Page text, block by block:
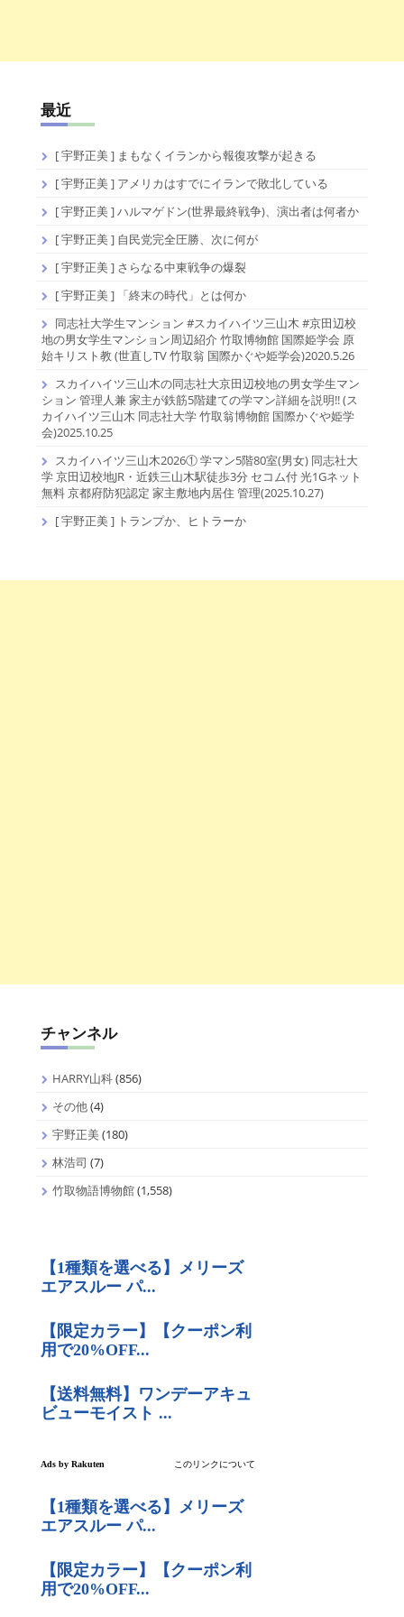
最近
[ 宇野正美 ] まもなくイランから報復攻撃が起きる
[ 宇野正美 ] アメリカはすでにイランで敗北している
[ 宇野正美 ] ハルマゲドン(世界最終戦争)、演出者は何者か
[ 宇野正美 ] 自民党完全圧勝、次に何が
[ 宇野正美 ] さらなる中東戦争の爆裂
[ 宇野正美 ] 「終末の時代」とは何か
同志社大学生マンション #スカイハイツ三山木 #京田辺校
地の男女学生マンション周辺紹介 竹取博物館 国際姫学会 原
始キリスト教 (世直しTV 竹取翁 国際かぐや姫学会)2020.5.26
スカイハイツ三山木の同志社大京田辺校地の男女学生マン
ション 管理人兼 家主が鉄筋5階建ての学マン詳細を説明!! (ス
カイハイツ三山木 同志社大学 竹取翁博物館 国際かぐや姫学
会)2025.10.25
スカイハイツ三山木2026① 学マン5階80室(男女) 同志社大
学 京田辺校地JR・近鉄三山木駅徒歩3分 セコム付 光1Gネット
無料 京都府防犯認定 家主敷地内居住 管理(2025.10.27)
[ 宇野正美 ] トランプか、ヒトラーか
チャンネル
HARRY山科(856)
その他(4)
宇野正美(180)
林浩司 (7)
竹取物語博物館(1,558)